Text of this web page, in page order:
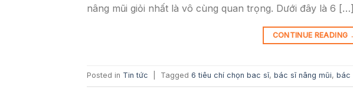
nâng mũi giỏi nhất là vô cùng quan trọng. Dưới đây là 6 […]
CONTINUE READING
Posted in Tin tức Tagged 6 tiêu chí chọn bac sĩ, bác sĩ nâng mũi, bác